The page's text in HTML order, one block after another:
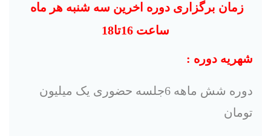
زمان برگزاری دوره اخرین سه شنبه هر ماه
ساعت 16تا18
شهریه دوره :
دوره شش ماهه 6جلسه حضوری یک میلیون
تومان